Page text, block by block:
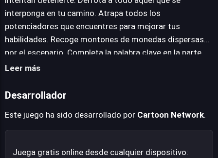
de manera sorprendente, introduciendo a otros
queridos personajes de Cartoon Network como Gumball,
Craig of the Creek y Ben 10, ampliando el elenco de este
divertido y accesible plataformas.
interponga en tu camino. Atrapa todos los
potenciadores que encuentres para mejorar tus
habilidades. Recoge montones de monedas dispersas
por el escenario. Completa la palabra clave en la parte
superior de la pantalla con las letras que descubras.
desafío. Explora el mundo que se abre después del
Cartoon Network. Diviértete en grande con cada paso de
esta aventura.
Leer más
Desarrollador
Este juego ha sido desarrollado por Cartoon Network.
Juega gratis online desde cualquier dispositivo: